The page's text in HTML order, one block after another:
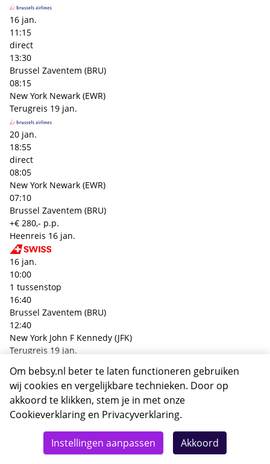
16 jan.
11:15
direct
13:30
Brussel Zaventem (BRU)
08:15
New York Newark (EWR)
Terugreis 19 jan.
20 jan.
18:55
direct
08:05
New York Newark (EWR)
07:10
Brussel Zaventem (BRU)
+€ 280,- p.p.
Heenreis 16 jan.
16 jan.
10:00
1 tussenstop
16:40
Brussel Zaventem (BRU)
12:40
New York John F Kennedy (JFK)
Terugreis 19 jan.
20 jan.
16:25
1 tussenstop
08:50
Brussel Zaventem (BRU)
Details Deze reis nu boeken
Om bebsy.nl beter te laten functioneren gebruiken
wij cookies en vergelijkbare technieken. Door op
akkoord te klikken, stem je in met onze
Cookieverklaring en Privacyverklaring.
Instellingen aanpassen Akkoord